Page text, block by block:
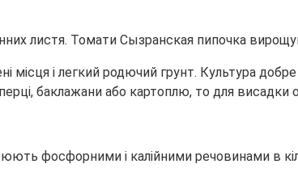
листя. Томати Сызранская пипочка
і легкий родючий грунт. Культура добре
баклажани або картоплю, то для висадки
фосфорними і калійними речовинами в